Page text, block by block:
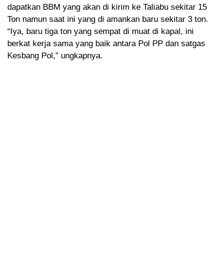
dapatkan BBM yang akan di kirim ke Taliabu sekitar 15
Ton namun saat ini yang di amankan baru sekitar 3 ton.
“Iya, baru tiga ton yang sempat di muat di kapal, ini
berkat kerja sama yang baik antara Pol PP dan satgas
Kesbang Pol,” ungkapnya.